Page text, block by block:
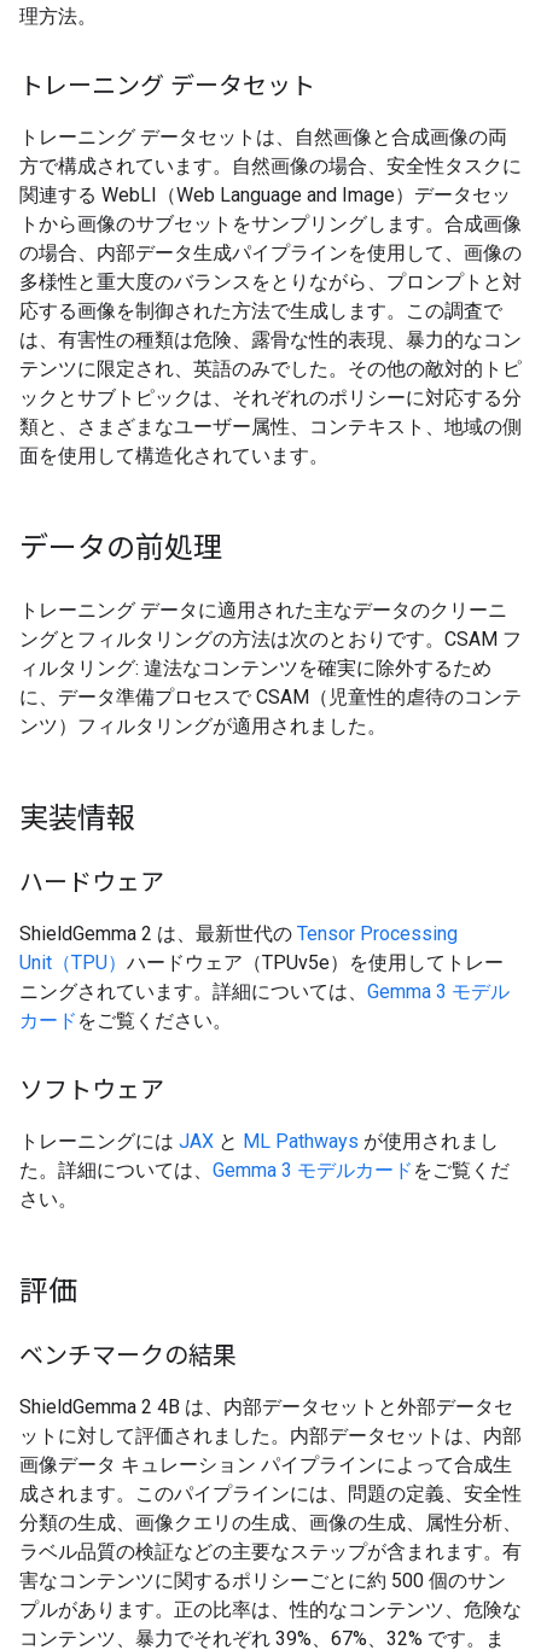
理方法。
トレーニング データセット
トレーニング データセットは、自然画像と合成画像の両
方で構成されています。自然画像の場合、安全性タスクに
関連する WebLI（Web Language and Image）データセッ
トから画像のサブセットをサンプリングします。合成画像
の場合、内部データ生成パイプラインを使用して、画像の
多様性と重大度のバランスをとりながら、プロンプトと対
応する画像を制御された方法で生成します。この調査で
は、有害性の種類は危険、露骨な性的表現、暴力的なコン
テンツに限定され、英語のみでした。その他の敵対的トピ
ックとサブトピックは、それぞれのポリシーに対応する分
類と、さまざまなユーザー属性、コンテキスト、地域の側
面を使用して構造化されています。
データの前処理
トレーニング データに適用された主なデータのクリーニ
ングとフィルタリングの方法は次のとおりです。CSAM フ
ィルタリング: 違法なコンテンツを確実に除外するため
に、データ準備プロセスで CSAM（児童性的虐待のコンテ
ンツ）フィルタリングが適用されました。
実装情報
ハードウェア
ShieldGemma 2 は、最新世代の Tensor Processing
Unit（TPU） ハードウェア（TPUv5e）を使用してトレー
ニングされています。詳細については、 Gemma 3 モデル
カード をご覧ください。
ソフトウェア
トレーニングには JAX と ML Pathways が使用されまし
た。詳細については、 Gemma 3 モデルカード をご覧くだ
さい。
評価
ベンチマークの結果
ShieldGemma 2 4B は、内部データセットと外部データセ
ットに対して評価されました。内部データセットは、内部
画像データ キュレーション パイプラインによって合成生
成されます。このパイプラインには、問題の定義、安全性
分類の生成、画像クエリの生成、画像の生成、属性分析、
ラベル品質の検証などの主要なステップが含まれます。有
害なコンテンツに関するポリシーごとに約 500 個のサン
プルがあります。正の比率は、性的なコンテンツ、危険な
コンテンツ、暴力でそれぞれ 39%、67%、32% です。ま